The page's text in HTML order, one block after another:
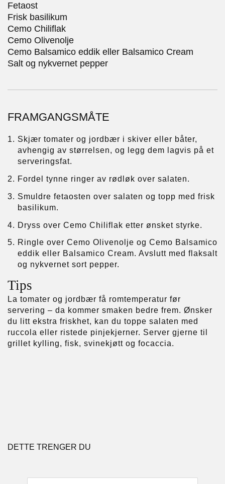
Fetaost
Frisk basilikum
Cemo Chiliflak
Cemo Olivenolje
Cemo Balsamico eddik eller Balsamico Cream
Salt og nykvernet pepper
FRAMGANGSMÅTE
Skjær tomater og jordbær i skiver eller båter,
avhengig av størrelsen, og legg dem lagvis på et
serveringsfat.
Fordel tynne ringer av rødløk over salaten.
Smuldre fetaosten over salaten og topp med frisk
basilikum.
Dryss over Cemo Chiliflak etter ønsket styrke.
Ringle over Cemo Olivenolje og Cemo Balsamico
eddik eller Balsamico Cream. Avslutt med flaksalt
og nykvernet sort pepper.
Tips
La tomater og jordbær få romtemperatur før
servering – da kommer smaken bedre frem. Ønsker
du litt ekstra friskhet, kan du toppe salaten med
ruccola eller ristede pinjekjerner. Server gjerne til
grillet kylling, fisk, svinekjøtt og focaccia.
DETTE TRENGER DU